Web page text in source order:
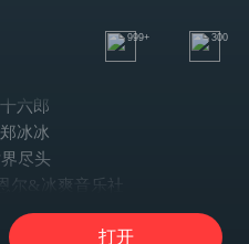
999+ 300
六郎
冰冰
尽头
尔&冰爽音乐社
：十六郎
：郑冰冰
打开